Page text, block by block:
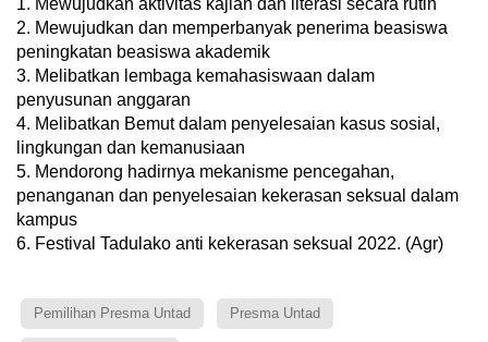
1. Mewujudkan aktivitas kajian dan literasi secara rutin
2. Mewujudkan dan memperbanyak penerima beasiswa
peningkatan beasiswa akademik
3. Melibatkan lembaga kemahasiswaan dalam
penyusunan anggaran
4. Melibatkan Bemut dalam penyelesaian kasus sosial,
lingkungan dan kemanusiaan
5. Mendorong hadirnya mekanisme pencegahan,
penanganan dan penyelesaian kekerasan seksual dalam
kampus
6. Festival Tadulako anti kekerasan seksual 2022. (Agr)
Pemilihan Presma Untad Presma Untad